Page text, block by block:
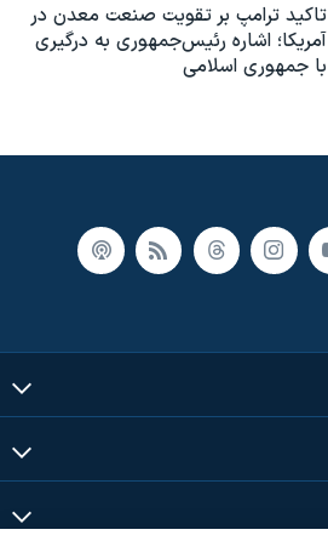
تاکید ترامپ بر تقویت صنعت معدن در
آمریکا؛ اشاره رئیس‌جمهوری به درگیری
با جمهوری اسلامی